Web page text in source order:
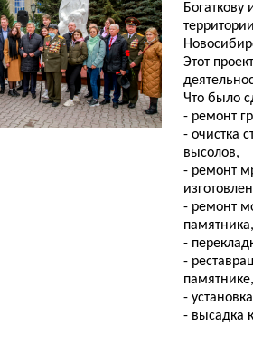
Богаткову
Этот
Что было
- ремонт
- очистка
высолов,
- ремонт
- ремонт
памятника,
-
-
-
- высадка